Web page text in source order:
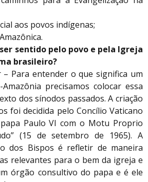
aos povos indígenas;
sentido pelo povo e pela Igreja
brasileiro?
Para entender o que significa um
precisamos colocar essa
dos sínodos passados. A criação
foi decidida pelo Concílio Vaticano
Paulo VI com o Motu Proprio
(15 de setembro de 1965). A
dos Bispos é refletir de maneira
relevantes para o bem da igreja e
órgão consultivo do papa e é ele